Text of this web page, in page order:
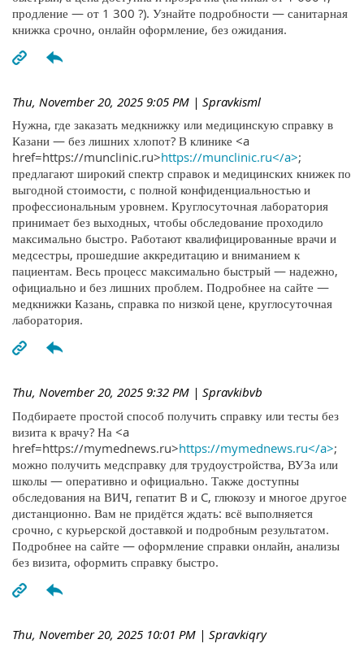
продление — от 1 300 ?). Узнайте подробности — санитарная
книжка срочно, онлайн оформление, без ожидания.
Thu, November 20, 2025 9:05 PM | Spravkisml
Нужна, где заказать медкнижку или медицинскую справку в
Казани — без лишних хлопот? В клинике <a
href=https://munclinic.ru>https://munclinic.ru</a>;
предлагают широкий спектр справок и медицинских книжек по
выгодной стоимости, с полной конфиденциальностью и
профессиональным уровнем. Круглосуточная лаборатория
принимает без выходных, чтобы обследование проходило
максимально быстро. Работают квалифицированные врачи и
медсестры, прошедшие аккредитацию и вниманием к
пациентам. Весь процесс максимально быстрый — надежно,
официально и без лишних проблем. Подробнее на сайте —
медкнижки Казань, справка по низкой цене, круглосуточная
лаборатория.
Thu, November 20, 2025 9:32 PM | Spravkibvb
Подбираете простой способ получить справку или тесты без
визита к врачу? На <a
href=https://mymednews.ru>https://mymednews.ru</a>;
можно получить медсправку для трудоустройства, ВУЗа или
школы — оперативно и официально. Также доступны
обследования на ВИЧ, гепатит B и C, глюкозу и многое другое
дистанционно. Вам не придётся ждать: всё выполняется
срочно, с курьерской доставкой и подробным результатом.
Подробнее на сайте — оформление справки онлайн, анализы
без визита, оформить справку быстро.
Thu, November 20, 2025 10:01 PM | Spravkiqry